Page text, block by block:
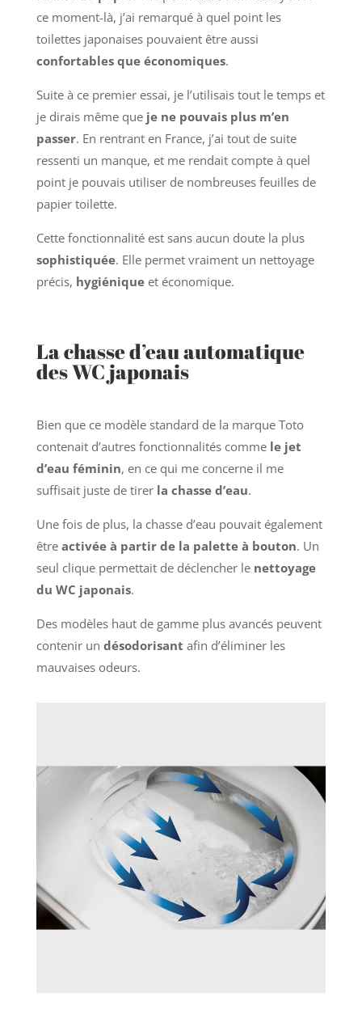
ce moment-là, j’ai remarqué à quel point les
toilettes japonaises pouvaient être aussi
confortables que économiques.
Suite à ce premier essai, je l’utilisais tout le temps et
je dirais même que je ne pouvais plus m’en
passer. En rentrant en France, j’ai tout de suite
ressenti un manque, et me rendait compte à quel
point je pouvais utiliser de nombreuses feuilles de
papier toilette.
Cette fonctionnalité est sans aucun doute la plus
sophistiquée. Elle permet vraiment un nettoyage
précis, hygiéniqueet économique.
La chasse d’eau automatique
des WC japonais
Bien que ce modèle standard de la marque Toto
contenait d’autres fonctionnalités comme le jet
d’eau féminin, en ce qui me concerne il me
suffisait juste de tirer la chasse d’eau.
Une fois de plus, la chasse d’eau pouvait également
être activée à partir de la palette à bouton. Un
seul clique permettait de déclencher le nettoyage
du WC japonais.
Des modèles haut de gamme plus avancés peuvent
contenir un désodorisant afin d’éliminer les
mauvaises odeurs.